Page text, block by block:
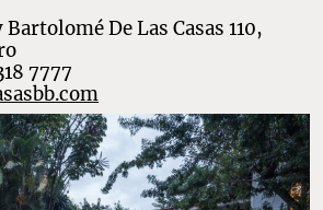
De Las Casas 110,
7777